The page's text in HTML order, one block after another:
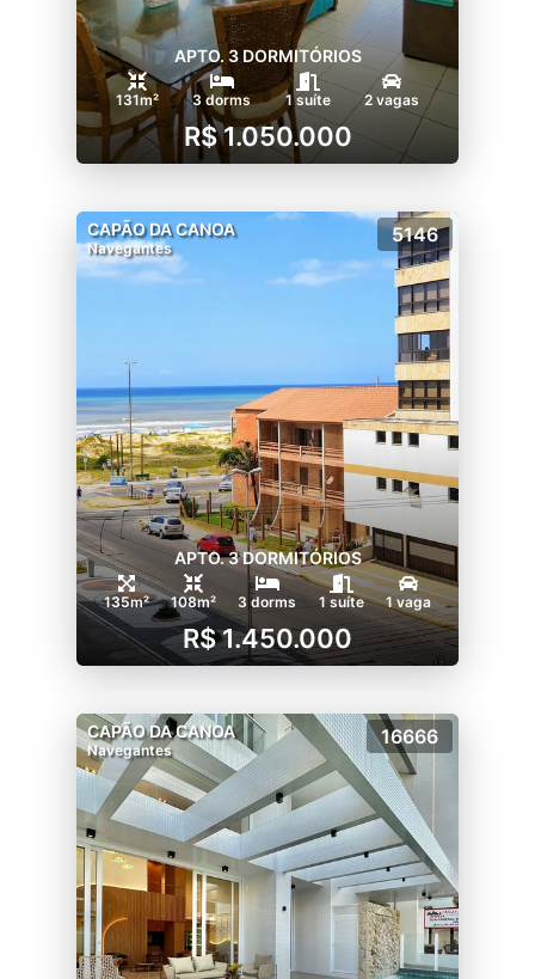
APTO. 3 DORMITÓRIOS
131m² 3 dorms 1 suíte 2 vagas
R$ 1.050.000
CAPÃO DA CANOA
Navegantes
5146
APTO. 3 DORMITÓRIOS
135m² 108m² 3 dorms 1 suíte 1 vaga
R$ 1.450.000
CAPÃO DA CANOA
Navegantes
16666